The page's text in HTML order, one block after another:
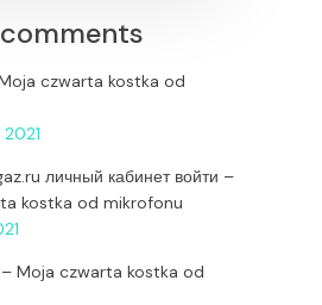
czwarta kostka od
личный кабинет войти –
kostka od mikrofonu
–Moja czwarta kostka od